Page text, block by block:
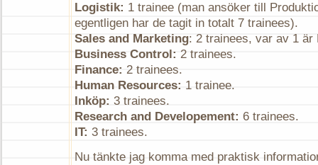
Logistik: 1 trainee (man ansöker till
egentligen har de tagit in totalt 7 trainees).
Sales and Marketing: 2 trainees, var av 1 är
Business Control: 2 trainees.
Finance: 2 trainees.
Human Resources: 1 trainee.
Inköp: 3 trainees.
Research and Developement: 6 trainees.
IT: 3 trainees.
Nu tänkte jag komma med praktisk